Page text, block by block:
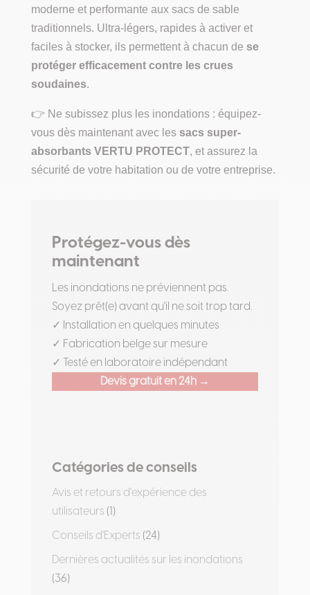
moderne et performante aux sacs de sable
traditionnels. Ultra-légers, rapides à activer et
faciles à stocker, ils permettent à chacun de se
protéger efficacement contre les crues
soudaines.
👉 Ne subissez plus les inondations : équipez-
vous dès maintenant avec les sacs super-
absorbants VERTU PROTECT, et assurez la
sécurité de votre habitation ou de votre entreprise.
Protégez-vous dès
maintenant
Les inondations ne préviennent pas.
Soyez prêt(e) avant qu'il ne soit trop tard.
✓ Installation en quelques minutes
✓ Fabrication belge sur mesure
✓ Testé en laboratoire indépendant
Devis gratuit en 24h →
Catégories de conseils
Avis et retours d'expérience des
utilisateurs (1)
Conseils d'Experts (24)
Dernières actualités sur les inondations
(36)